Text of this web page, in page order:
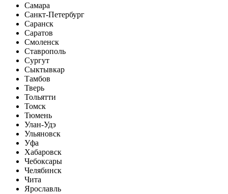
Самара
Санкт-Петербург
Саранск
Саратов
Смоленск
Ставрополь
Сургут
Сыктывкар
Тамбов
Тверь
Тольятти
Томск
Тюмень
Улан-Удэ
Ульяновск
Уфа
Хабаровск
Чебоксары
Челябинск
Чита
Ярославль